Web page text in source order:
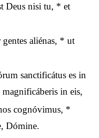
Deus nisi tu, * et
aliénas, * ut
sanctificátus es in
in eis,
cognóvimus, *
Dómine.